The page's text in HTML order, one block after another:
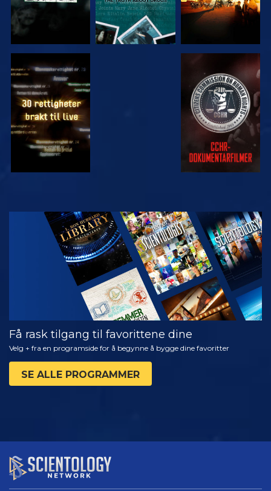
SE SE
SE
UTFORSK
SERIEN
Få rask tilgang til favorittene dine
Velg + fra en programside for å begynne å bygge dine favoritter
SE ALLE PROGRAMMER